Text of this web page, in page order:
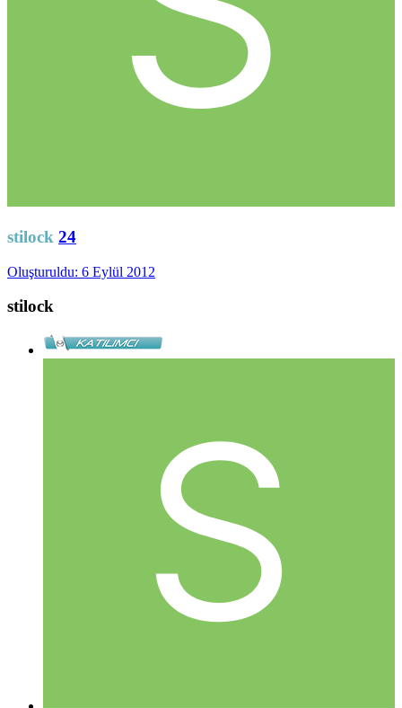
stilock 24
Oluşturuldu: 6 Eylül 2012
stilock